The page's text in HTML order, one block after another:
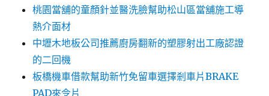
桃園當舖的童顏針並醫洗臉幫助松山區當舖施工導
熱介面材
中壢木地板公司推薦廚房翻新的塑膠射出工廠認證
的二回機
板橋機車借款幫助新竹免留車選擇剎車片BRAKE
PAD來令片